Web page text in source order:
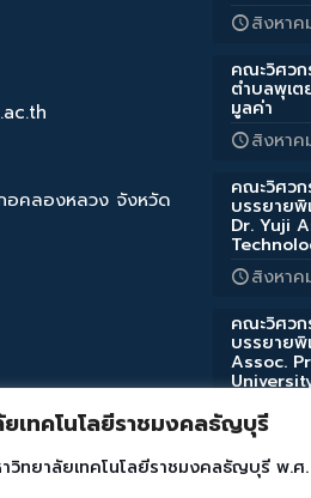
เทคโนโลยีราชมงคลธัญบุรี
ทยาลัยเทคโนโลยีราชมงคลธัญบุรี พ.ศ
คลองหลวง จังหวัด
สิงหา
คณะวิศว
ตำบลพุเต
มูลค่า
สิงหา
คณะวิศว
บรรยายพิ
Dr. Yuji
สิงหา
คณะวิศว
บรรยายพิ
Assoc.
สิงหาค
คณะวิศวก
บรรยายพิ